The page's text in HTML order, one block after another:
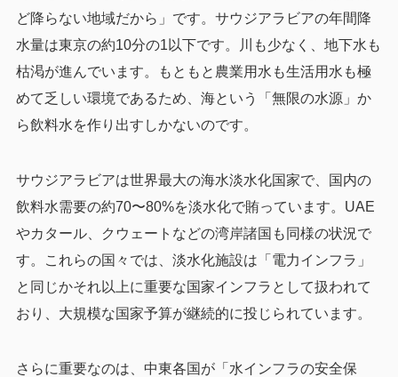
ど降らない地域だから」です。サウジアラビアの年間降
水量は東京の約10分の1以下です。川も少なく、地下水も
枯渇が進んでいます。もともと農業用水も生活用水も極
めて乏しい環境であるため、海という「無限の水源」か
ら飲料水を作り出すしかないのです。
サウジアラビアは世界最大の海水淡水化国家で、国内の
飲料水需要の約70〜80%を淡水化で賄っています。UAE
やカタール、クウェートなどの湾岸諸国も同様の状況で
す。これらの国々では、淡水化施設は「電力インフラ」
と同じかそれ以上に重要な国家インフラとして扱われて
おり、大規模な国家予算が継続的に投じられています。
さらに重要なのは、中東各国が「水インフラの安全保